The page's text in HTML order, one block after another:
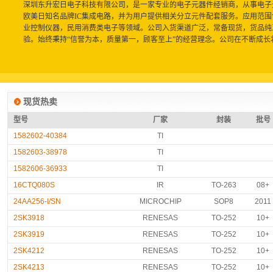
深圳东升宏日电子科技有限公司，是一家专业的电子元器件经销商，从事电
欧美日知名品牌IC集成电路，并为用户提供相关分立元件配套服务。应用范
业控制仪器，民用消费类电子等领域。公司入货渠道广泛，常备现货，货品
验。始终秉持“信誉为本，质量第一，顾客至上”的经营理念。公司在不断成
现货热卖
型号 厂家 封装
批号
1582602-40384
TI
1582603-38978
TI
1582606-36933
TI
16CTQ080S
IR TO-263
08+
24AA256-I/SN
MICROCHIP SOP8
2011
2SK3918
RENESAS TO-252
10+
2SK3919
RENESAS TO-252
10+
2SK4212
RENESAS TO-252
10+
2SK4213
RENESAS TO-252
10+